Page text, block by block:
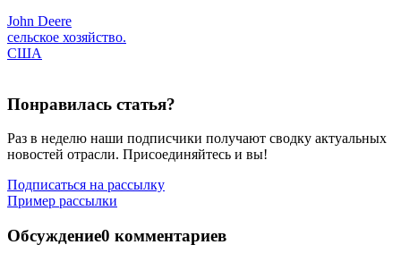
John Deere
сельское хозяйство.
США
Понравилась статья?
Раз в неделю наши подписчики получают сводку актуальных
новостей отрасли. Присоединяйтесь и вы!
Подписаться на рассылку
Пример рассылки
Обсуждение0 комментариев